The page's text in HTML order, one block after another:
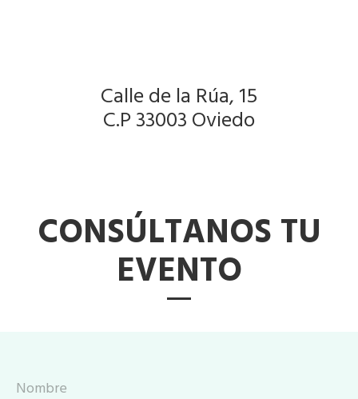
Calle de la Rúa, 15
C.P 33003 Oviedo
CONSÚLTANOS TU
EVENTO
Nombre